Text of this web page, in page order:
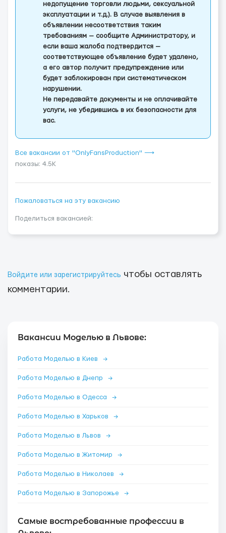
недопущение торговли людьми, сексуальной
эксплуатации и т.д.). В случае выявления в
объявлении несоответствия таким
требованиям — сообщите Администратору, и
если ваша жалоба подтвердится —
соответствующее объявление будет удалено,
а его автор получит предупреждение или
будет заблокирован при систематическом
нарушении.
Не передавайте документы и не оплачивайте
услуги, не убедившись в их безопасности для
вас.
Все вакансии от "OnlyFansProduction" ⟶
показы: 4.5K
Пожаловаться на эту вакансию
Поделиться вакансией:
Войдите или зарегистрируйтесь чтобы оставлять
комментарии.
Вакансии Моделью в Львове:
Работа Моделью в Киев →
Работа Моделью в Днепр →
Работа Моделью в Одесса →
Работа Моделью в Харьков →
Работа Моделью в Львов →
Работа Моделью в Житомир →
Работа Моделью в Николаев →
Работа Моделью в Запорожье →
Самые востребованные профессии в